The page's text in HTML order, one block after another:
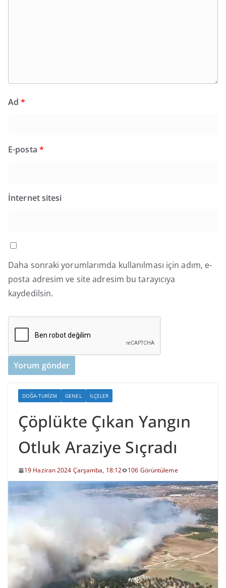
Ad*
E-posta *
İnternet sitesi
Daha sonraki yorumlarımda kullanılması için adım, e-
posta adresim ve site adresim bu tarayıcıya
kaydedilsin.
DOĞA-TURIZM GENEL İLÇELER
Çöplükte Çıkan Yangın
Otluk Araziye Sıçradı
19 Haziran 2024 Çarşamba, 18:12 106 Görüntüleme